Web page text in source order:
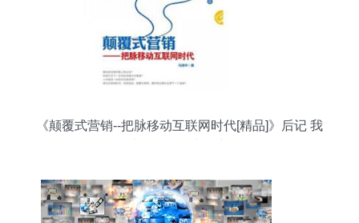
《颠覆式营销--把脉移动互联网时代[精品]》后记 我